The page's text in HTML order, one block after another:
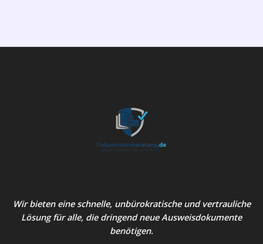
Wir bieten eine schnelle, unbürokratische und vertrauliche
Lösung für alle, die dringend neue Ausweisdokumente
benötigen.